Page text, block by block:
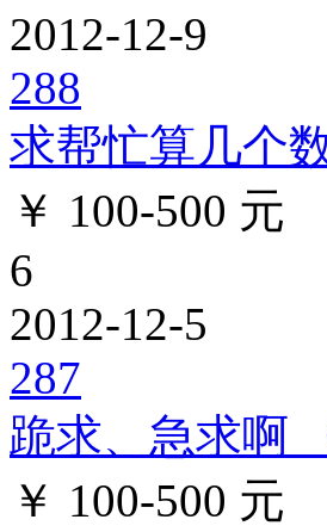
2012-12-9
288
求帮忙算几个
￥ 100-500 元
6
2012-12-5
287
跪求、急求啊
￥ 100-500 元